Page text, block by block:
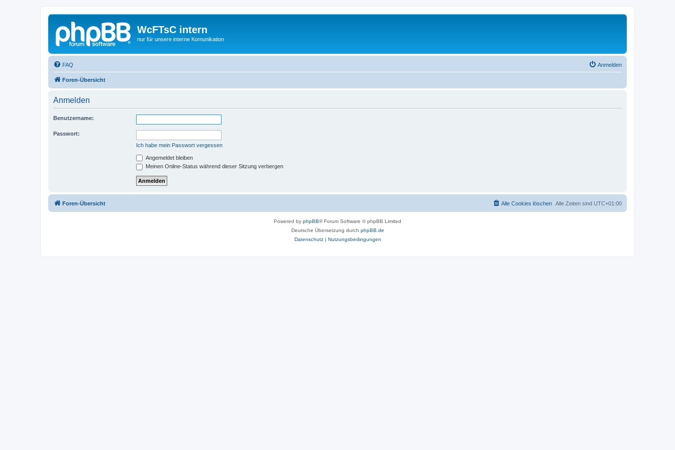
WcFTsC intern
nur für unsere interne Komunikation
FAQ Anmelden
Foren-Übersicht
Anmelden
Benutzername:
Passwort:
Ich habe mein Passwort vergessen
Angemeldet bleiben
Meinen Online-Status während dieser Sitzung verbergen
Foren-Übersicht Alle Zeiten sind UTC+01:00
Alle Cookies löschen
Powered by phpBB® Forum Software © phpBB Limited
Deutsche Übersetzung durch phpBB.de
Datenschutz| Nutzungsbedingungen